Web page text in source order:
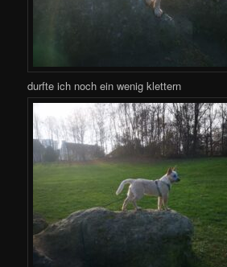
durfte ich noch ein wenig klettern